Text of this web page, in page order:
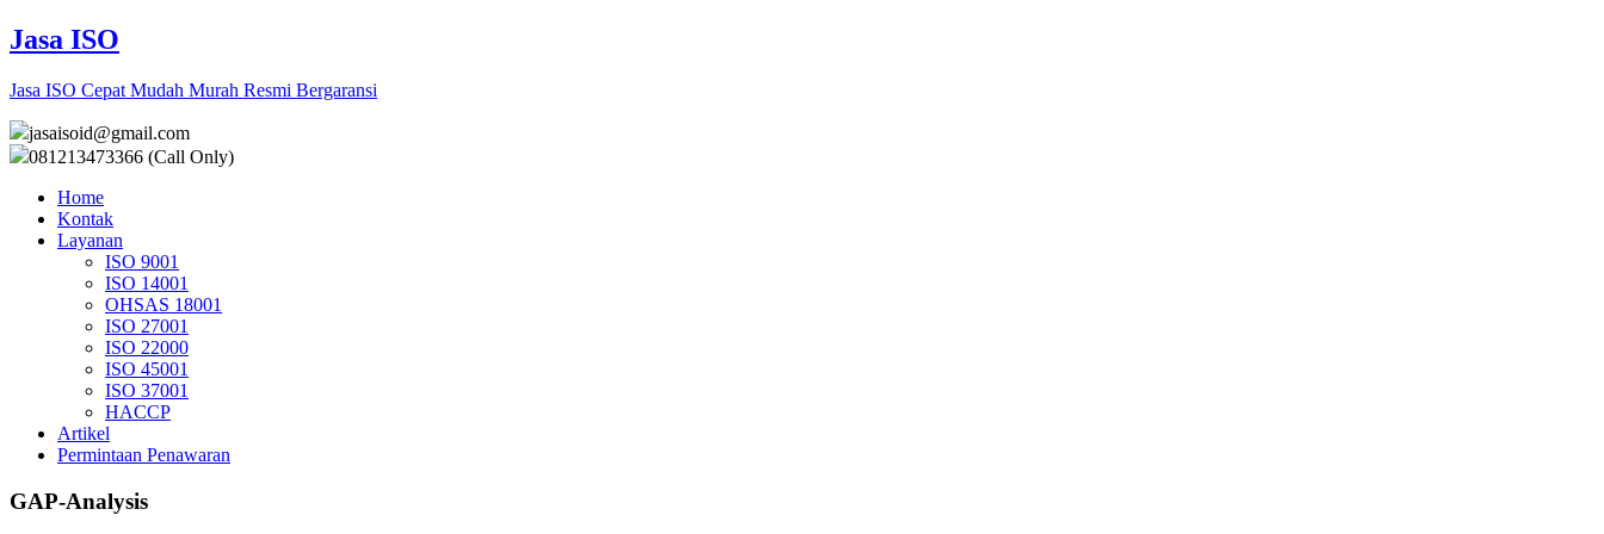
Jasa ISO
Jasa ISO Cepat Mudah Murah Resmi Bergaransi
jasaisoid@gmail.com
081213473366 (Call Only)
Home
Kontak
Layanan
ISO 9001
ISO 14001
OHSAS 18001
ISO 27001
ISO 22000
ISO 45001
ISO 37001
HACCP
Artikel
Permintaan Penawaran
GAP-Analysis